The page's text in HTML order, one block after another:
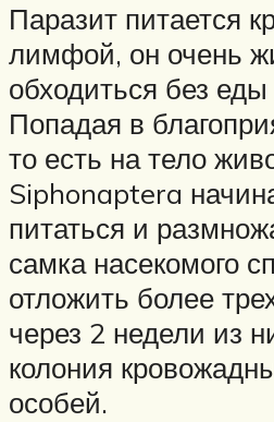
Паразит питается
лимфой, он очень
обходиться без
Попадая в
то есть на тело
Siphonaptera
питаться и
самка насекомого
отложить более
через 2 недели из
колония
особей.